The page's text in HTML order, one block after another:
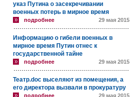
указ Путина о засекречивании
военных потерь в мирное время
подробнее 29 мая 2015
Информацию о гибели военных в
мирное время Путин отнес к
государственной тайне
подробнее 29 мая 2015
Театр.doc выселяют из помещения, а
его директора вызвали в прокуратуру
подробнее 29 мая 2015